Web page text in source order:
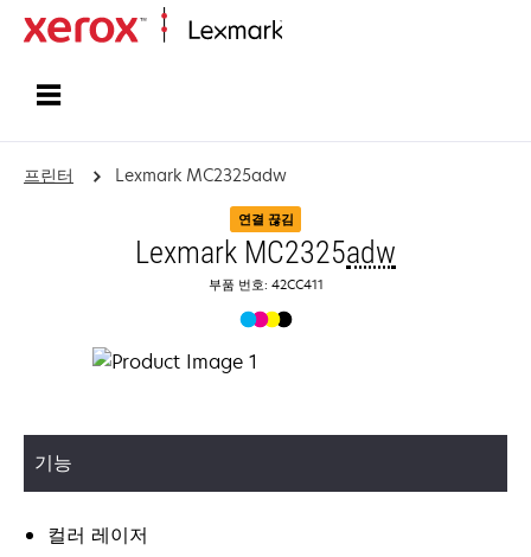
프린터 Lexmark MC2325adw
연결 끊김
Lexmark MC2325adw
부품 번호: 42CC411
기능
컬러 레이저